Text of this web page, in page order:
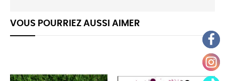
VOUS POURRIEZ AUSSI AIMER